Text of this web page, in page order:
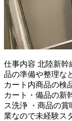
仕事内容 北陸新幹
品の準備や整理
カート内商品の検
カート・備品の新
ス洗浄 ・商品
業なので未経験ス